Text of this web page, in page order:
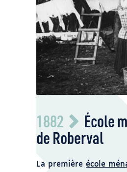
Charles Howard Millar,
vers 1900
Source :Musée McCord
1974.133.185
1882 École
de Roberval
La première école